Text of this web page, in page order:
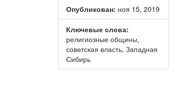
Опубликован: ноя 15, 2019
Ключевые слова:
религиозные общины,
советская власть, Западная
Сибирь